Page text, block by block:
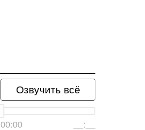
Озвучить всё
00:00 __:__